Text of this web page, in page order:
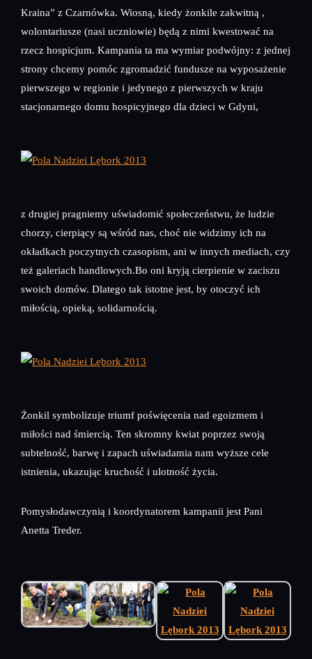
Kraina” z Czarnówka. Wiosną, kiedy żonkile zakwitną ,
wolontariusze (nasi uczniowie) będą z nimi kwestować na
rzecz hospicjum. Kampania ta ma wymiar podwójny: z jednej
strony chcemy pomóc zgromadzić fundusze na wyposażenie
pierwszego w regionie i jedynego z pierwszych w kraju
stacjonarnego domu hospicyjnego dla dzieci w Gdyni,
z drugiej pragniemy uświadomić społeczeństwu, że ludzie
chorzy, cierpiący są wśród nas, choć nie widzimy ich na
okładkach poczytnych czasopism, ani w innych mediach, czy
też galeriach handlowych.Bo oni kryją cierpienie w zaciszu
swoich domów. Dlatego tak istotne jest, by otoczyć ich
miłością, opieką, solidarnością.
Żonkil symbolizuje triumf poświęcenia nad egoizmem i
miłości nad śmiercią. Ten skromny kwiat poprzez swoją
subtelność, barwę i zapach uświadamia nam wyższe cele
istnienia, ukazując kruchość i ulotność życia.
Pomysłodawczynią i koordynatorem kampanii jest Pani
Anetta Treder.